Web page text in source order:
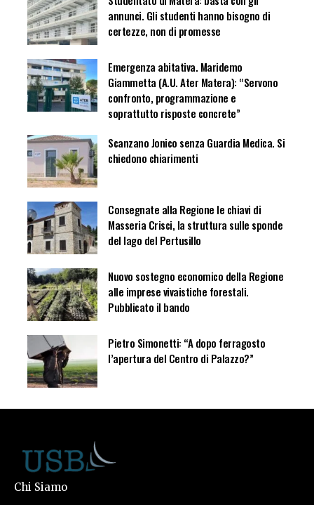
annunci. Gli studenti hanno bisogno di
certezze, non di promesse
Emergenza abitativa. Maridemo
Giammetta (A.U. Ater Matera): “Servono
confronto, programmazione e
soprattutto risposte concrete”
Scanzano Jonico senza Guardia Medica. Si
chiedono chiarimenti
Consegnate alla Regione le chiavi di
Masseria Crisci, la struttura sulle sponde
del lago del Pertusillo
Nuovo sostegno economico della Regione
alle imprese vivaistiche forestali.
Pubblicato il bando
Pietro Simonetti: “A dopo ferragosto
l’apertura del Centro di Palazzo?”
Chi Siamo